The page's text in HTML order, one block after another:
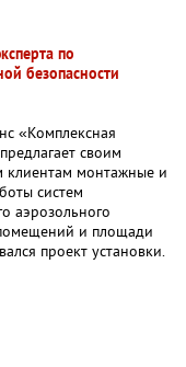
по
безопасности
«Комплексная
своим
клиентам монтажные и
систем
аэрозольного
и площади
проект установки.